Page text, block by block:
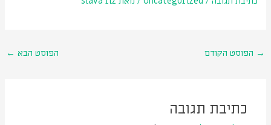
→ הפוסט הקודם הפוסט הבא ←
כתיבת תגובה